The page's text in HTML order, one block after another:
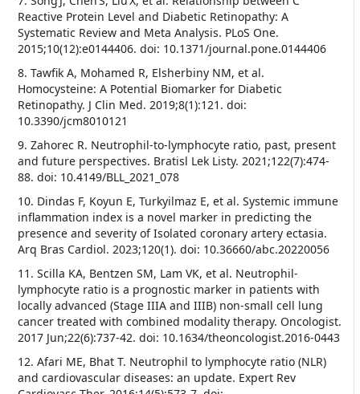
Reactive Protein Level and Diabetic Retinopathy: A
Systematic Review and Meta Analysis. PLoS One.
2015;10(12):e0144406. doi: 10.1371/journal.pone.0144406
8. Tawfik A, Mohamed R, Elsherbiny NM, et al.
Homocysteine: A Potential Biomarker for Diabetic
Retinopathy. J Clin Med. 2019;8(1):121. doi:
10.3390/jcm8010121
9. Zahorec R. Neutrophil-to-lymphocyte ratio, past, present
and future perspectives. Bratisl Lek Listy. 2021;122(7):474-
88. doi: 10.4149/BLL_2021_078
10. Dindas F, Koyun E, Turkyilmaz E, et al. Systemic immune
inflammation index is a novel marker in predicting the
presence and severity of Isolated coronary artery ectasia.
Arq Bras Cardiol. 2023;120(1). doi: 10.36660/abc.20220056
11. Scilla KA, Bentzen SM, Lam VK, et al. Neutrophil-
lymphocyte ratio is a prognostic marker in patients with
locally advanced (Stage IIIA and IIIB) non-small cell lung
cancer treated with combined modality therapy. Oncologist.
2017 Jun;22(6):737-42. doi: 10.1634/theoncologist.2016-0443
12. Afari ME, Bhat T. Neutrophil to lymphocyte ratio (NLR)
and cardiovascular diseases: an update. Expert Rev